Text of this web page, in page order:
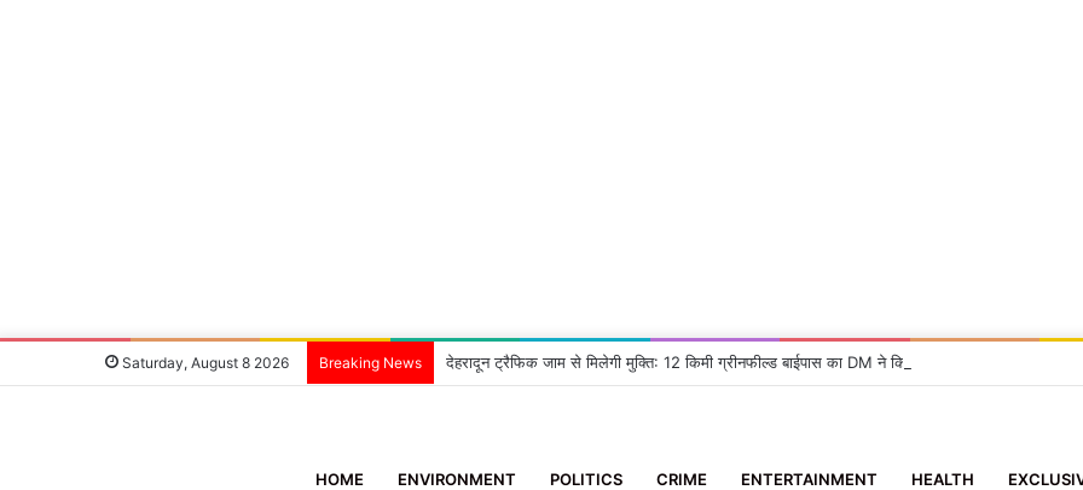
Saturday, August 8 2026 Breaking News देहरादून ट्रैफिक जाम से मिलेगी मुक्ति: 12 किमी ग्रीनफील्ड बाईपास का DM ने किया निरीक्षण, दिए सख्त निर्देश
HOME ENVIRONMENT POLITICS CRIME ENTERTAINMENT HEALTH